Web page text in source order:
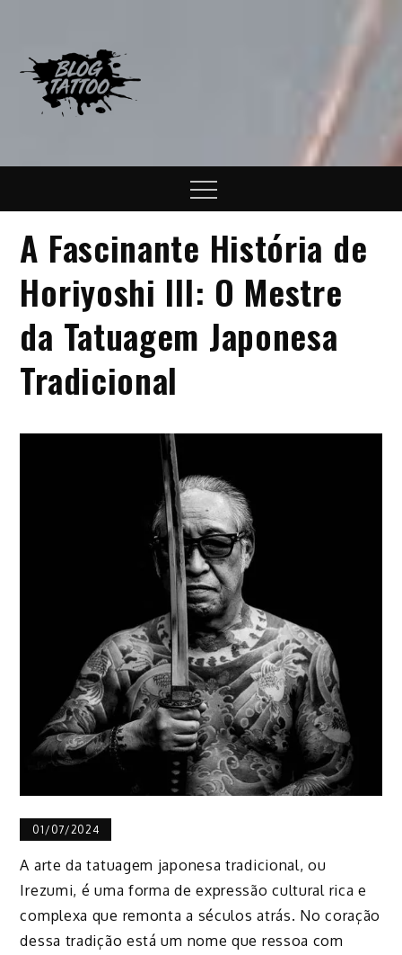
content
Blog Tattoo
Informações sobre o mundo
Menu
A Fascinante História de
Horiyoshi III: O Mestre
da Tatuagem Japonesa
Tradicional
01/07/2024
A arte da tatuagem japonesa tradicional, ou
Irezumi, é uma forma de expressão cultural rica e
complexa que remonta a séculos atrás. No coração
dessa tradição está um nome que ressoa com